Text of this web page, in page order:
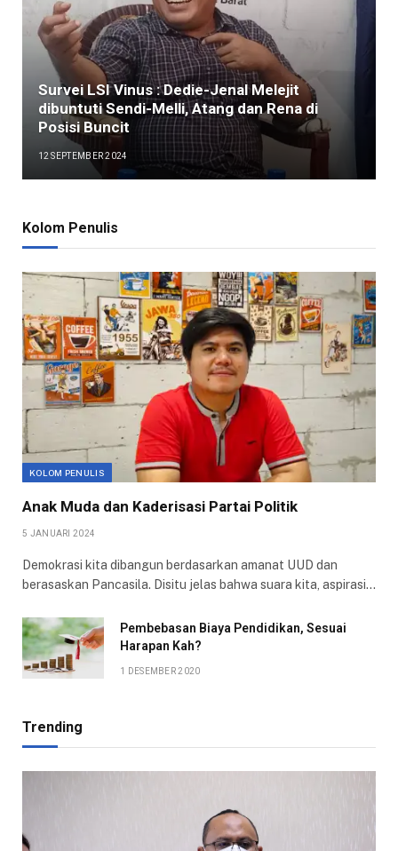
Survei LSI Vinus : Dedie-Jenal Melejit
dibuntuti Sendi-Melli, Atang dan Rena di
Posisi Buncit
12 SEPTEMBER 2024
Kolom Penulis
KOLOM PENULIS
Anak Muda dan Kaderisasi Partai Politik
5 JANUARI 2024
Demokrasi kita dibangun berdasarkan amanat UUD dan
berasaskan Pancasila. Disitu jelas bahwa suara kita, aspirasi…
Pembebasan Biaya Pendidikan, Sesuai
Harapan Kah?
1 DESEMBER 2020
Trending